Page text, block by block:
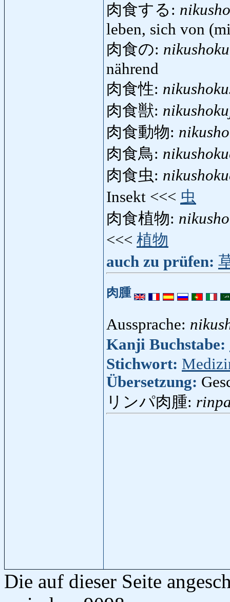
肉食する:
leben, sich von
肉食の:
nährend
肉食性:
肉食獣:
肉食動物:
肉食鳥:
肉食虫:
Insekt <<< 虫
肉食植物:
<<< 植物
auch zu prüfen:
肉腫
Aussprache:
Kanji Buchstabe:
Stichwort:
Übersetzung:
リンパ肉腫:
Die auf dieser Seite